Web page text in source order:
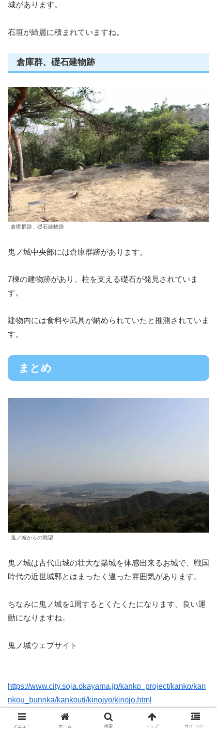
城があります。
石垣が綺麗に積まれていますね。
倉庫群、礎石建物跡
倉庫群跡、礎石建物跡
鬼ノ城中央部には倉庫群跡があります。
7棟の建物跡があり、柱を支える礎石が発見されていま
す。
建物内には食料や武具が納められていたと推測されていま
す。
まとめ
鬼ノ城からの眺望
鬼ノ城は古代山城の壮大な築城を体感出来るお城で、戦国
時代の近世城郭とはまったく違った雰囲気があります。
ちなみに鬼ノ城を1周するとくたくたになります。良い運
動になりますね。
鬼ノ城ウェブサイト
https://www.city.soja.okayama.jp/kanko_project/kanko/kan
nkou_bunnka/kankouti/kinojyo/kinojo.html
岡山県のオススメのお城
メニュー ホーム 検索 トップ サイドバー